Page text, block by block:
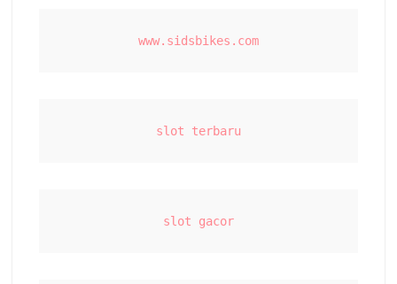
www.sidsbikes.com
slot terbaru
slot gacor